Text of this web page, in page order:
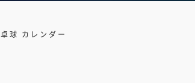
卓球 カレンダー